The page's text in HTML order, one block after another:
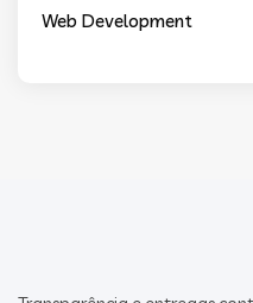
Web Development